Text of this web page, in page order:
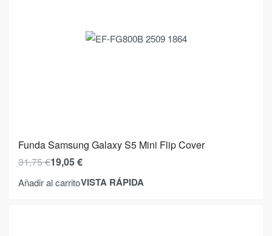
Funda Samsung Galaxy S5 Mini Flip Cover
31,75€19,05€
Añadir al carritoVISTA RÁPIDA